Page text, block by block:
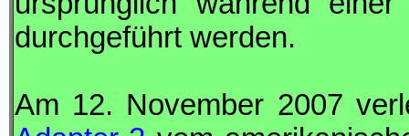
durchgeführt werden.
Am 12. November 2007